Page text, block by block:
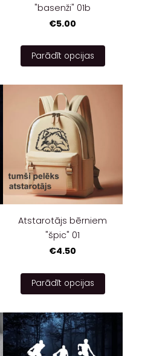
"basenži" 01b
€5.00
Parādīt opcijas
Atstarotājs bērniem
"špic" 01
€4.50
Parādīt opcijas